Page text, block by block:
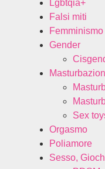
Lgbtqia+
Falsi miti
Femminismo
Gender
Sex
Orgasmo
Poliamore
Sesso,